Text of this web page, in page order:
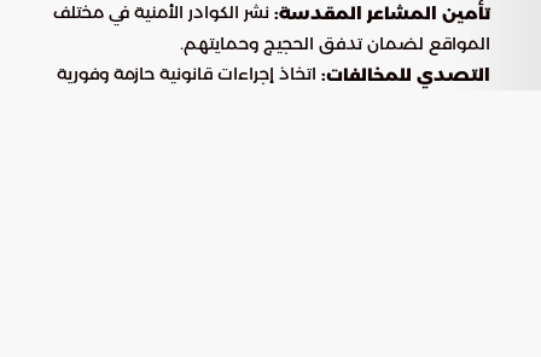
تأمين المشاعر المقدسة: نشر الكوادر الأمنية في مختلف
المواقع لضمان تدفق الحجيج وحمايتهم.
التصدي للمخالفات: اتخاذ إجراءات قانونية حازمة وفورية